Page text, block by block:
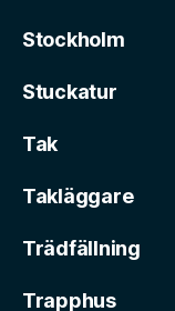
Stockholm
Stuckatur
Tak
Takläggare
Trädfällning
Trapphus